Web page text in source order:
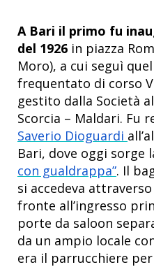
A Bari il primo fu
del 1926 in piazza
Moro), a cui seguì
frequentato di corso
gestito dalla Società
Scorcia – Maldari. Fu
Saverio Dioguardi
Bari, dove oggi sorge
con gualdrappa”. Il
si accedeva
fronte all’ingresso
porte da saloon
da un ampio locale
era il parrucchiere